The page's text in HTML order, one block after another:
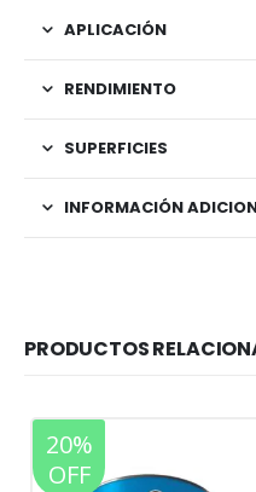
APLICACIÓN
RENDIMIENTO
SUPERFICIES
INFORMACIÓN
PRODUCTOS
20%
OFF